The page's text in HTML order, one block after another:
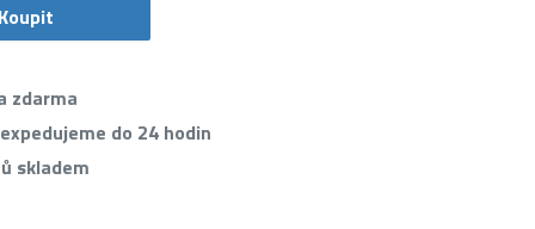
zdarma
do 24 hodin
skladem